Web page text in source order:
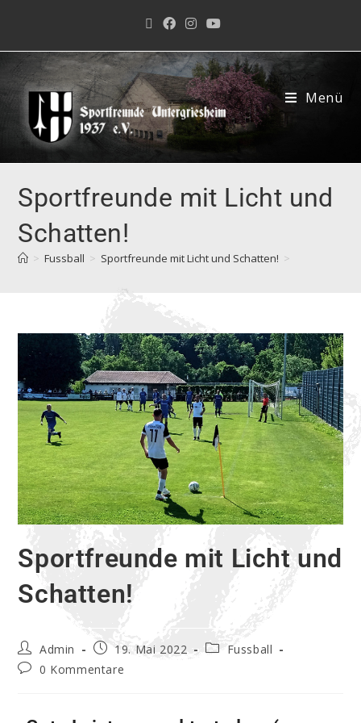
Menü
Sportfreunde mit Licht und
Schatten!
> Fussball > Sportfreunde mit Licht und Schatten! >
Sportfreunde mit Licht und
Schatten!
Admin 19. Mai 2022
Fussball
0 Kommentare